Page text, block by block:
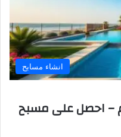
انشاء مسابح
– احصل على مسبح